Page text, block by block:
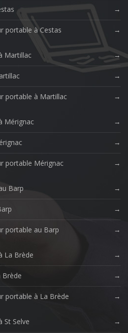
portable à Cestas
Martillac
portable à Martillac
Mérignac
portable Mérignac
Barp
portable au Barp
La Brède
Brède
portable à La Brède
St Selve